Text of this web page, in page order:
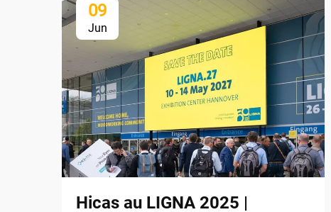
09
Jun
Hicas au LIGNA 2025 |